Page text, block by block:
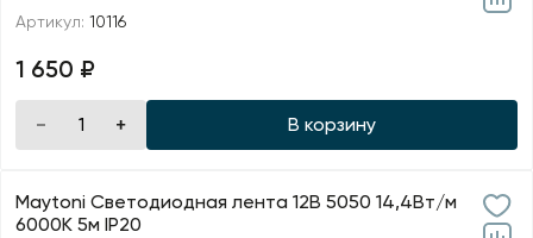
Артикул: 10116
1 650 ₽
В корзину
Maytoni Светодиодная лента 12В 5050 14,4Вт/м
6000K 5м IP20